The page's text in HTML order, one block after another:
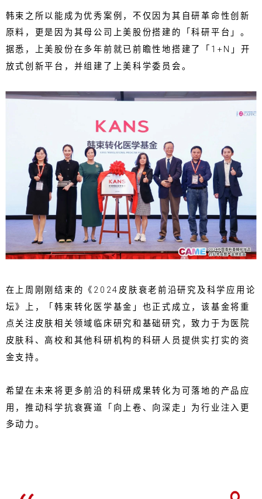
韩束之所以能成为优秀案例，不仅因为其自研革命性创新
原料，更是因为其母公司上美股份搭建的「科研平台」。
据悉，上美股份在多年前就已前瞻性地搭建了「1+N」开
放式创新平台，并组建了上美科学委员会。
在上周刚刚结束的《2024皮肤衰老前沿研究及科学应用论
坛》上，「韩束转化医学基金」也正式成立，该基金将重
点关注皮肤相关领域临床研究和基础研究，致力于为医院
皮肤科、高校和其他科研机构的科研人员提供实打实的资
金支持。
希望在未来将更多前沿的科研成果转化为可落地的产品应
用，推动科学抗衰赛道「向上卷、向深走」为行业注入更
多动力。